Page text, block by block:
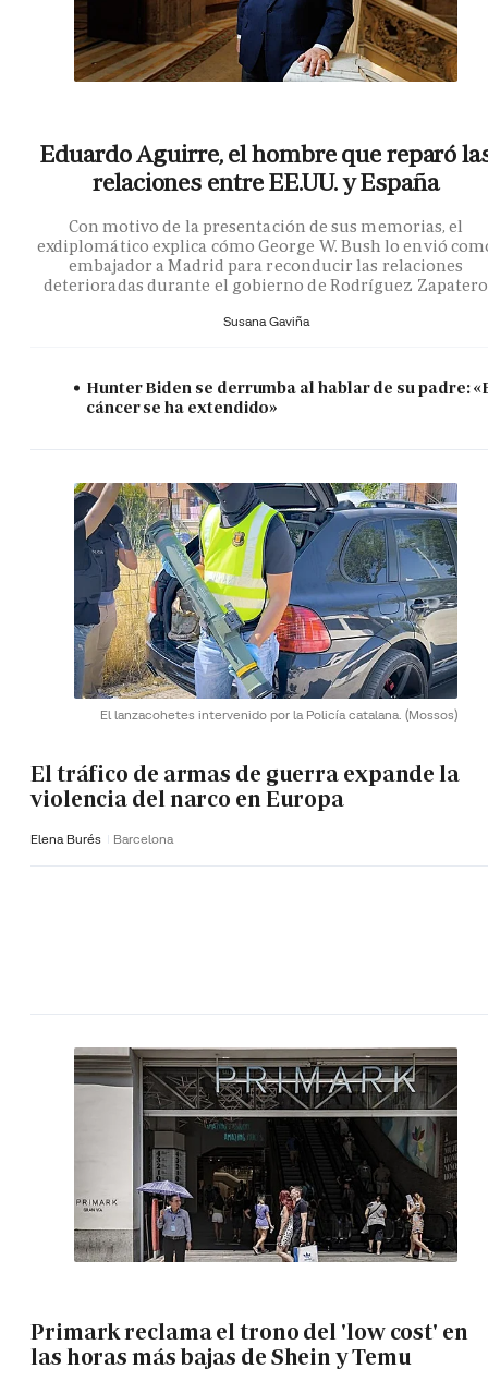
Eduardo Aguirre, el hombre que reparó
relaciones entre EE.UU. y España
Con motivo de la presentación de sus memorias, el
exdiplomático explica cómo George W. Bush lo envió
embajador a Madrid para reconducir las relaciones
deterioradas durante el gobierno de Rodríguez Zapatero
Susana Gaviña
Hunter Biden se derrumba al hablar de su padre:
cáncer se ha extendido»
El lanzacohetes intervenido por la Policía catalana. (Mossos)
El tráfico de armas de guerra expande la
violencia del narco en Europa
Elena Burés Barcelona
Primark reclama el trono del 'low cost' en
las horas más bajas de Shein y Temu